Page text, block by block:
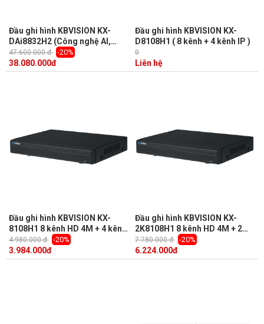
Đầu ghi hình KBVISION KX-
DAi8832H2 (Công nghệ AI,
nhận diện khuôn mặt, 32 kênh)
47.600.000 đ -20%
38.080.000đ
Đầu ghi hình KBVISION KX-
D8108H1 ( 8 kênh + 4 kênh IP )
0
Liên hệ
Đầu ghi hình KBVISION KX-
8108H1 8 kênh HD 4M + 4 kênh
IP, 1 Sata, Audio, truyền tải âm
thanh báo động
4.980.000 đ -20%
3.984.000đ
Đầu ghi hình KBVISION KX-
2K8108H1 8 kênh HD 4M + 2
kênh IP, 1 Sata, Audio, Push
Video
7.780.000 đ -20%
6.224.000đ